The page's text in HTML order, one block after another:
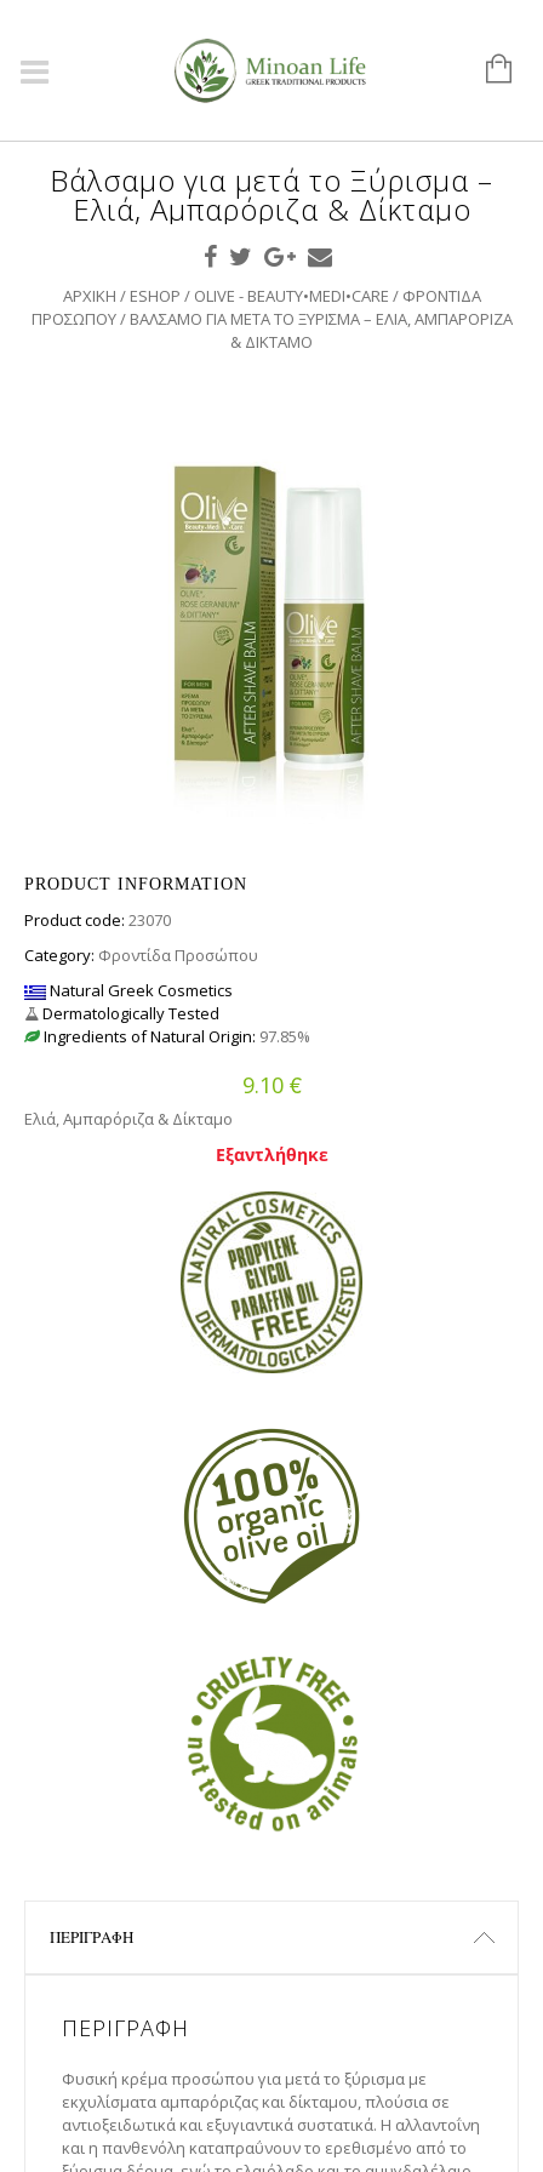
Βάλσαμο για μετά το Ξύρισμα –
Ελιά, Αμπαρόριζα & Δίκταμο
ΑΡΧΙΚΉ / ESHOP / OLIVE - BEAUTY•MEDI•CARE / ΦΡΟΝΤΊΔΑ
ΠΡΟΣΏΠΟΥ/ ΒΆΛΣΑΜΟ ΓΙΑ ΜΕΤΆ ΤΟ ΞΎΡΙΣΜΑ – ΕΛΙΆ, ΑΜΠΑΡΌΡΙΖΑ
& ΔΊΚΤΑΜΟ
PRODUCT INFORMATION
Product code: 23070
Category: Φροντίδα Προσώπου
Natural Greek Cosmetics
Dermatologically Tested
Ingredients of Natural Origin: 97.85%
9.10 €
Ελιά, Αμπαρόριζα & Δίκταμο
Εξαντλήθηκε
ΠΕΡΙΓΡΑΦΉ
ΠΕΡΙΓΡΑΦΉ
Φυσική κρέμα προσώπου για μετά το ξύρισμα με
εκχυλίσματα αμπαρόριζας και δίκταμου, πλούσια σε
αντιοξειδωτικά και εξυγιαντικά συστατικά. H αλλαντοΐνη
και η πανθενόλη καταπραΰνουν το ερεθισμένο από το